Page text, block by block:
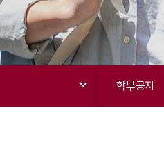
학부공지